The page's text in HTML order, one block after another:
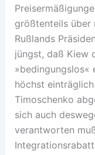
größtenteils über
Rußlands
jüngst, daß Kiew
»bedingungslos«
höchst
Timoschenko
sich auch
verantworten